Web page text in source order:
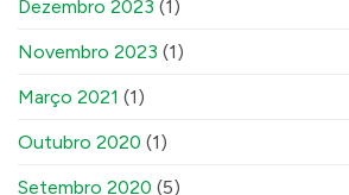
Dezembro 2023 (1)
Novembro 2023 (1)
Março 2021 (1)
Outubro 2020 (1)
Setembro 2020 (5)